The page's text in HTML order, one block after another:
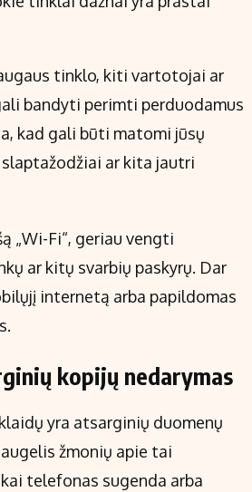
tinklo, kiti vartotojai ar
bandyti perimti perduodamus
kad gali būti matomi jūsų
ar kita jautri
„Wi-Fi“, geriau vengti
ar kitų svarbių paskyrų. Dar
internetą arba papildomas
kopijų nedarymas
yra atsarginių duomenų
žmonių apie tai
telefonas sugenda arba